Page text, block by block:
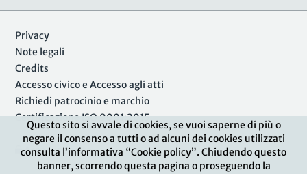
Questo sito si avvale di cookies, se vuoi saperne di più o
negare il consenso a tutti o ad alcuni dei cookies utilizzati
consulta l’informativa “Cookie policy”. Chiudendo questo
banner, scorrendo questa pagina o proseguendo la
Privacy
Note legali
Credits
Accesso civico e Accesso agli atti
Richiedi patrocinio e marchio
Certificazione ISO 9001:2015
Area Riservata